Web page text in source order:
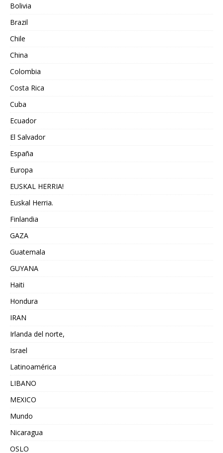
Bolivia
Brazil
Chile
China
Colombia
Costa Rica
Cuba
Ecuador
El Salvador
España
Europa
EUSKAL HERRIA!
Euskal Herria.
Finlandia
GAZA
Guatemala
GUYANA
Haiti
Hondura
IRAN
Irlanda del norte,
Israel
Latinoamérica
LIBANO
MEXICO
Mundo
Nicaragua
OSLO